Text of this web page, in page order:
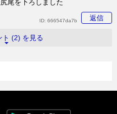
尾を下ろしました
返信
ID: 666547da7b
ト (2) を見る